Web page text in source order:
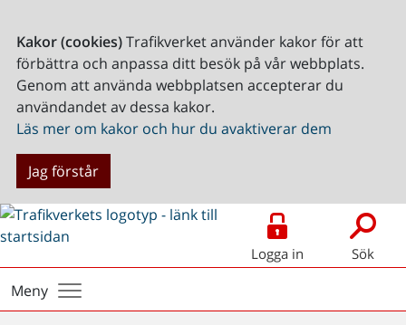
Kakor (cookies)Trafikverket använder kakor för att
förbättra och anpassa ditt besök på vår webbplats.
Genom att använda webbplatsen accepterar du
användandet av dessa kakor.
Läs mer om kakor och hur du avaktiverar dem
Jag förstår
Logga in Sök
Meny